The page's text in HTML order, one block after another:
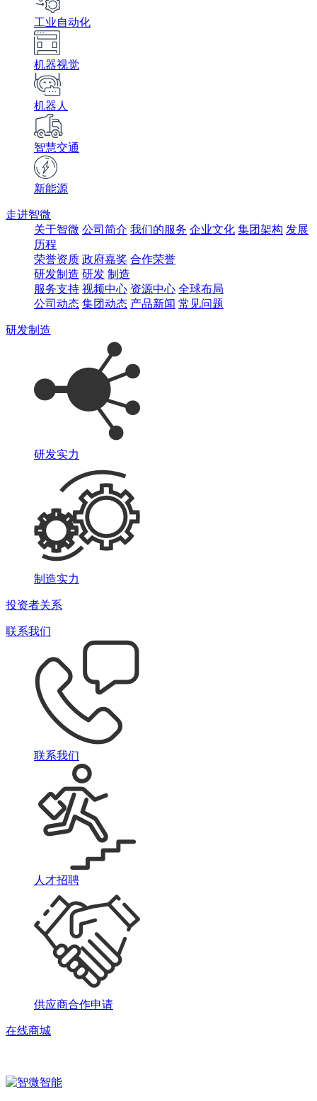
工业自动化
机器视觉
机器人
智慧交通
新能源
走进智微
关于智微 公司简介 我们的服务 企业文化 集团架构 发展
历程
荣誉资质 政府嘉奖 合作荣誉
研发制造 研发 制造
服务支持 视频中心 资源中心 全球布局
公司动态 集团动态 产品新闻 常见问题
研发制造
研发实力
制造实力
投资者关系
联系我们
联系我们
人才招聘
供应商合作申请
在线商城